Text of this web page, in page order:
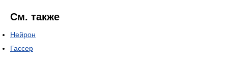
См. также
Нейрон
Гассер